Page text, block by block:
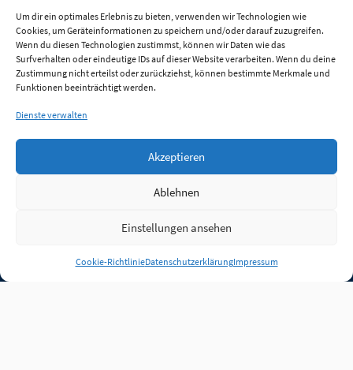
Um dir ein optimales Erlebnis zu bieten, verwenden wir Technologien wie
Cookies, um Geräteinformationen zu speichern und/oder darauf zuzugreifen.
Wenn du diesen Technologien zustimmst, können wir Daten wie das
Surfverhalten oder eindeutige IDs auf dieser Website verarbeiten. Wenn du deine
Zustimmung nicht erteilst oder zurückziehst, können bestimmte Merkmale und
Funktionen beeinträchtigt werden.
Dienste verwalten
Akzeptieren
Ablehnen
Einstellungen ansehen
Cookie-RichtlinieDatenschutzerklärungImpressum
Anmelden
Jobs Partner FAQ Quellen